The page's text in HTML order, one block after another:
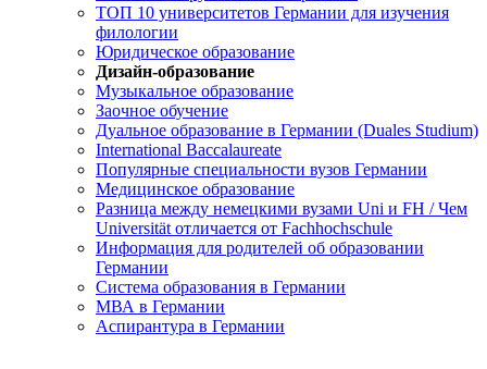
ТОП 10 университетов Германии для изучения
филологии
Юридическое образование
Дизайн-образование
Музыкальное образование
Заочное обучение
Дуальное образование в Германии (Duales Studium)
International Baccalaureate
Популярные специальности вузов Германии
Медицинское образование
Разница между немецкими вузами Uni и FH / Чем
Universität отличается от Fachhochschule
Информация для родителей об образовании
Германии
Система образования в Германии
МВА в Германии
Аспирантура в Германии